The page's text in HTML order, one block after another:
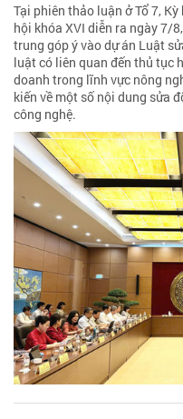
Tại phiên thảo luận ở Tổ 7,
hội khóa XVI diễn ra ngày 7/
trung góp ý vào dự án Luật
luật có liên quan đến thủ tục
doanh trong lĩnh vực nông
kiến về một số nội dung sửa
công nghệ.